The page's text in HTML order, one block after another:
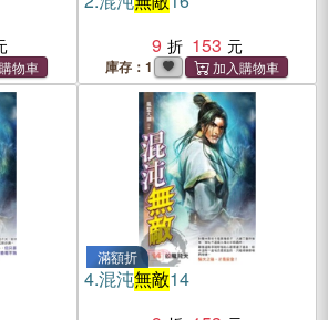
9
153
庫存：1
滿額折
4.混沌無敵14